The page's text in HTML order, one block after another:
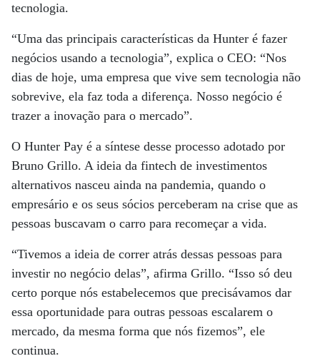
tecnologia.
“Uma das principais características da Hunter é fazer
negócios usando a tecnologia”, explica o CEO: “Nos
dias de hoje, uma empresa que vive sem tecnologia não
sobrevive, ela faz toda a diferença. Nosso negócio é
trazer a inovação para o mercado”.
O Hunter Pay é a síntese desse processo adotado por
Bruno Grillo. A ideia da fintech de investimentos
alternativos nasceu ainda na pandemia, quando o
empresário e os seus sócios perceberam na crise que as
pessoas buscavam o carro para recomeçar a vida.
“Tivemos a ideia de correr atrás dessas pessoas para
investir no negócio delas”, afirma Grillo. “Isso só deu
certo porque nós estabelecemos que precisávamos dar
essa oportunidade para outras pessoas escalarem o
mercado, da mesma forma que nós fizemos”, ele
continua.